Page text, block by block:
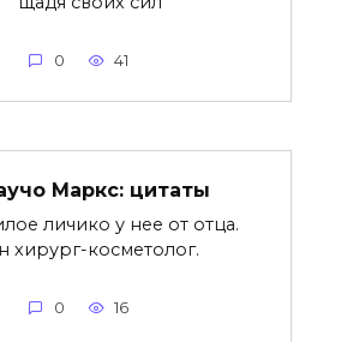
0 41
Маркс: цитаты
личико у нее от отца.
хирург-косметолог.
0 16